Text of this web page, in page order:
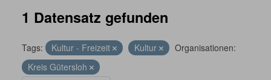
1 Datensatz gefunden
Tags: Kultur - Freizeit Kultur
Organisationen:
Kreis Gütersloh